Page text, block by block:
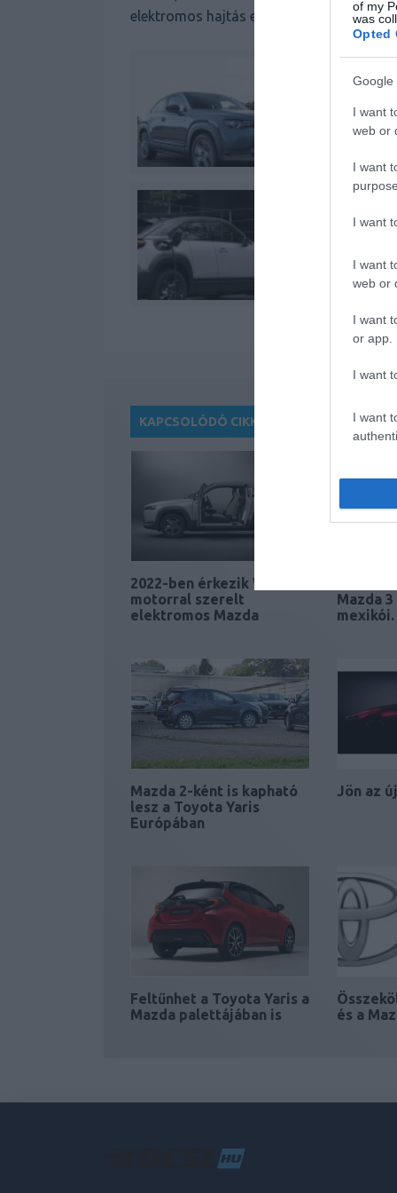
of my
was
Opted
Google
I want
web or
I want
I want
I want
web or
I want
or app.
I want
I want
elektromos hajtás eléggé csekélyke 200
KAPCSOLÓDÓ CIKKEK
2022-ben érkezik Wankel-
motorral szerelt
elektromos Mazda
Mazda
Mazda 2-ként is kapható
lesz a Toyota Yaris
Európában
Jön az
Feltűnhet a Toyota Yaris a
Mazda palettájában is
és a